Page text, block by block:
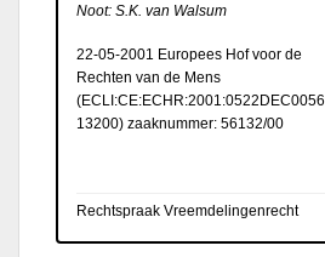
Noot: S.K. van Walsum
22-05-2001 Europees Hof voor de
Rechten van de Mens
(ECLI:CE:ECHR:2001:0522DEC0056
13200) zaaknummer: 56132/00
Rechtspraak Vreemdelingenrecht